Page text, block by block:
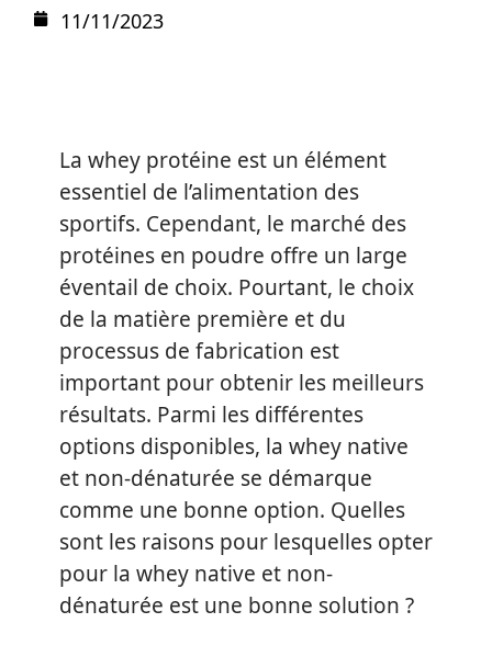
11/11/2023
La whey protéine est un élément
essentiel de l’alimentation des
sportifs. Cependant, le marché des
protéines en poudre offre un large
éventail de choix. Pourtant, le choix
de la matière première et du
processus de fabrication est
important pour obtenir les meilleurs
résultats. Parmi les différentes
options disponibles, la whey native
et non-dénaturée se démarque
comme une bonne option. Quelles
sont les raisons pour lesquelles opter
pour la whey native et non-
dénaturée est une bonne solution ?